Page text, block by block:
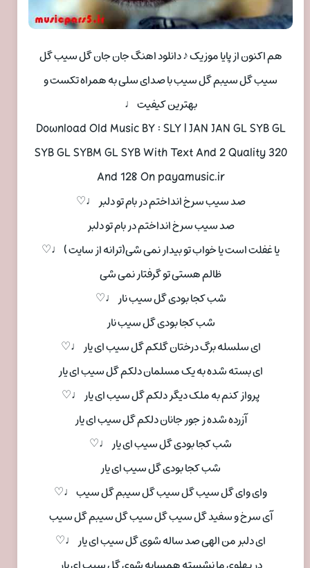
هم اکنون از پایا موزیک ♪ دانلود اهنگ جان جان گل سیب گل
سیب گل سیبم گل سیب با صدای سلی به همراه تکست و
بهترین کیفیت ♩
Download Old Music BY : SLY | JAN JAN GL SYB GL
SYB GL SYBM GL SYB With Text And 2 Quality 320
And 128 On payamusic.ir
صد سیب سرخ انداختم در بام تو دلبر ♩♡
صد سیب سرخ انداختم در بام تو دلبر
یا غفلت است یا خواب تو بیدار نمی شی(ترانه از سایت ) ♩♡
ظالم هستی تو گرفتار نمی شی
شب کجا بودی گل سیب نار ♩♡
شب کجا بودی گل سیب نار
ای سلسله برگ درختان گلکم گل سیب ای یار ♩♡
ای بسته شده به یک مسلمان دلکم گل سیب ای یار
پرواز کنم به ملک دیگر دلکم گل سیب ای یار ♩♡
آزرده شده ز جور جانان دلکم گل سیب ای یار
شب کجا بودی گل سیب ای یار ♩♡
شب کجا بودی گل سیب ای یار
وای وای گل سیب گل سیب گل سیبم گل سیب ♩♡
آی سرخ و سفید گل سیب گل سیب گل سیبم گل سیب
ای دلبر من الهی صد ساله شوی گل سیب ای یار ♩♡